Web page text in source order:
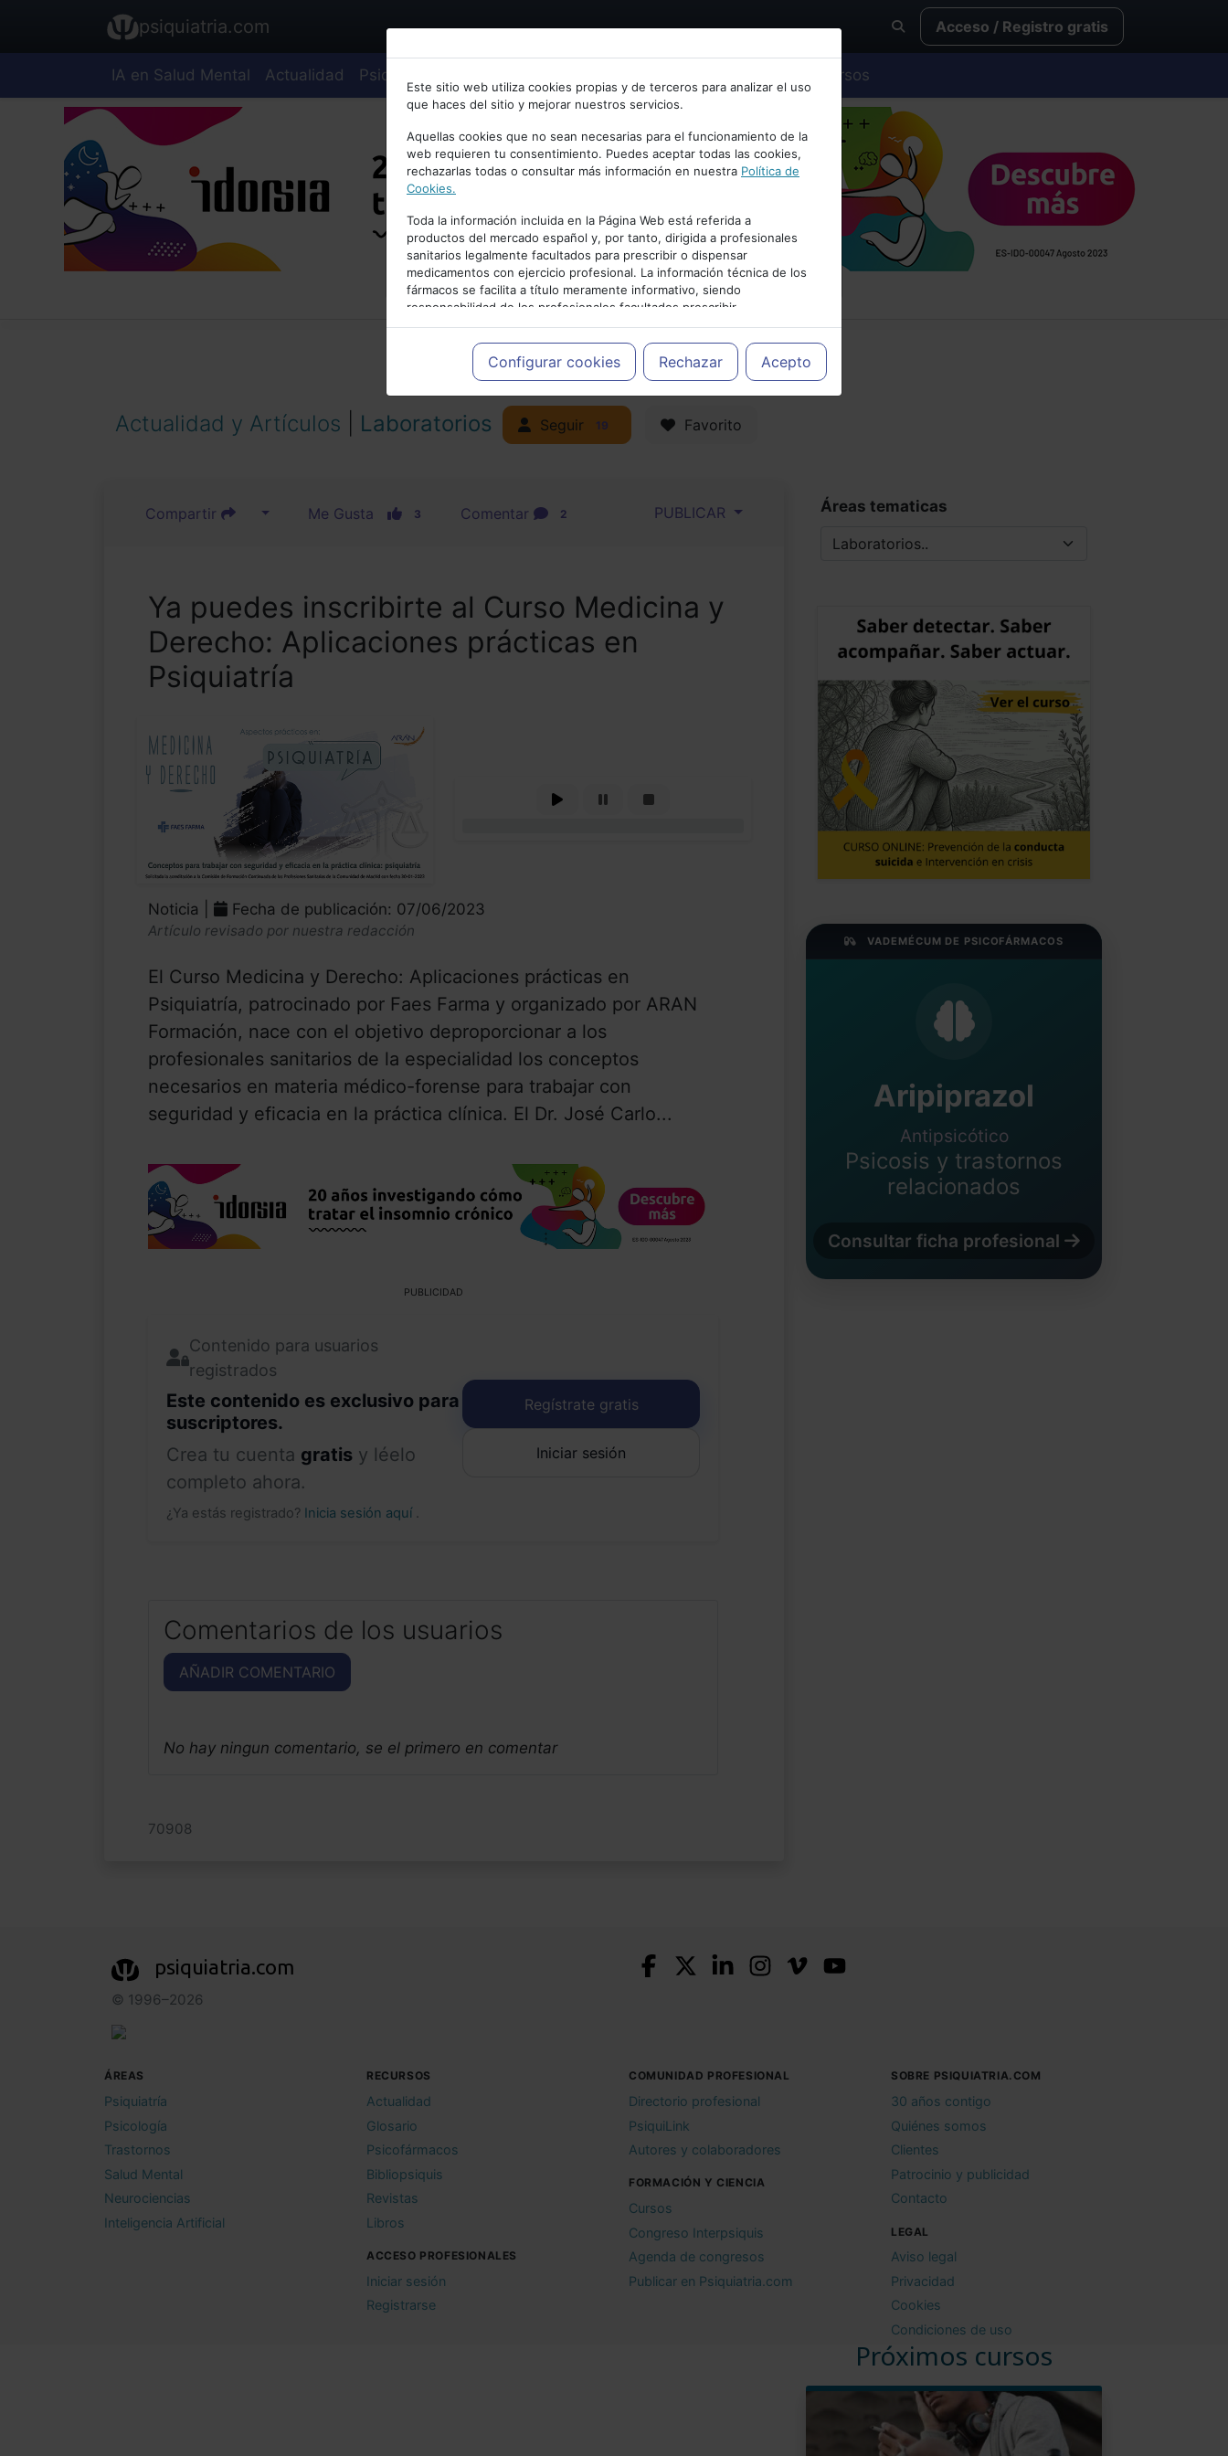
Bienvenid@ a psiquiatria.com
Escribe tu Email
Accede o regístrate con tu email.
Cancelar
psiquiatria.com Acceso / Registro gratis
IA en Salud Mental Actualidad Psiquiatría Cursos
Este sitio web utiliza cookies propias y de terceros para analizar el uso
que haces del sitio y mejorar nuestros servicios.
Aquellas cookies que no sean necesarias para el funcionamiento de la
web requieren tu consentimiento. Puedes aceptar todas las cookies,
rechazarlas todas o consultar más información en nuestra Política de
Cookies.
Toda la información incluida en la Página Web está referida a
productos del mercado español y, por tanto, dirigida a profesionales
sanitarios legalmente facultados para prescribir o dispensar
medicamentos con ejercicio profesional. La información técnica de los
fármacos se facilita a título meramente informativo, siendo
responsabilidad de los profesionales facultados prescribir
medicamentos y decidir, en cada caso concreto, el tratamiento más
adecuado a las necesidades del paciente.
Configurar cookies Rechazar Acepto
PUBLICIDAD
Actualidad y Artículos Laboratorios Seguir 19 Favorito
Compartir Me Gusta 3 Comentar 2 PUBLICAR
Ya puedes inscribirte al Curso Medicina y
Derecho: Aplicaciones prácticas en
Psiquiatría
Noticia | Fecha de publicación: 07/06/2023
Artículo revisado por nuestra redacción
El Curso Medicina y Derecho: Aplicaciones prácticas en
Psiquiatría, patrocinado por Faes Farma y organizado por ARAN
Formación, nace con el objetivo deproporcionar a los
profesionales sanitarios de la especialidad los conceptos
necesarios en materia médico-forense para trabajar con
seguridad y eficacia en la práctica clínica. El Dr. José Carlo...
PUBLICIDAD
Contenido para usuarios
registrados
Este contenido es exclusivo para
suscriptores.
Crea tu cuenta gratis y léelo
completo ahora.
¿Ya estás registrado? Inicia sesión aquí .
Regístrate gratis
Iniciar sesión
Comentarios de los usuarios
AÑADIR COMENTARIO
No hay ningun comentario, se el primero en comentar
70908
Áreas tematicas
VADEMÉCUM DE PSICOFÁRMACOS
Aripiprazol
Antipsicótico
Psicosis y trastornos
relacionados
Consultar ficha profesional
Próximos cursos
psiquiatria.com
© 1996–2026
ÁREAS
Psiquiatría
Psicología
Trastornos
Salud Mental
Neurociencias
Inteligencia Artificial
RECURSOS
Actualidad
Glosario
Psicofármacos
Bibliopsiquis
Revistas
Libros
ACCESO PROFESIONALES
Iniciar sesión
Registrarse
COMUNIDAD PROFESIONAL
Directorio profesional
PsiquiLink
Autores y colaboradores
FORMACIÓN Y CIENCIA
Cursos
Congreso Interpsiquis
Agenda de congresos
Publicar en Psiquiatria.com
SOBRE PSIQUIATRIA.COM
30 años contigo
Quiénes somos
Clientes
Patrocinio y publicidad
Contacto
LEGAL
Aviso legal
Privacidad
Cookies
Condiciones de uso